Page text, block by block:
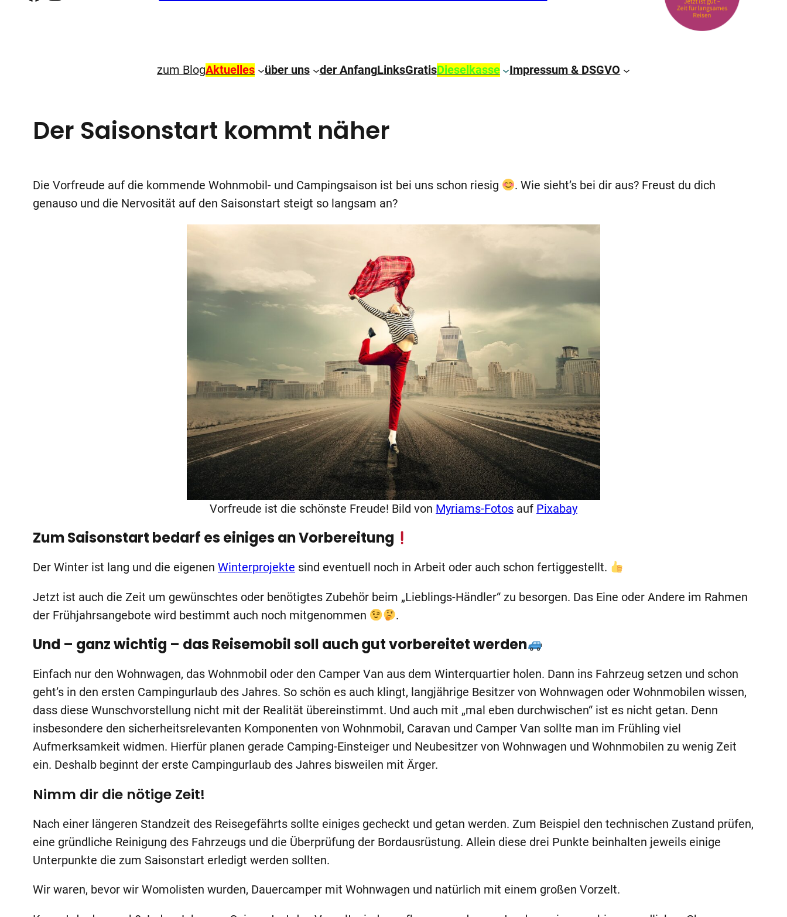
zum BlogAktuelles über uns der AnfangLinksGratisDieselkasse Impressum & DSGVO
Der Saisonstart kommt näher
Die Vorfreude auf die kommende Wohnmobil- und Campingsaison ist bei uns schon riesig
. Wie sieht’s bei dir aus? Freust du dich
genauso und die Nervosität auf den Saisonstart steigt so langsam an?
Vorfreude ist die schönste Freude! Bild von Myriams-Fotos auf Pixabay
Zum Saisonstart bedarf es einiges an Vorbereitung
Der Winter ist lang und die eigenen Winterprojekte sind eventuell noch in Arbeit oder auch schon fertiggestellt.
Jetzt ist auch die Zeit um gewünschtes oder benötigtes Zubehör beim „Lieblings-Händler“ zu besorgen. Das Eine oder Andere im Rahmen
der Frühjahrsangebote wird bestimmt auch noch mitgenommen
.
Und – ganz wichtig – das Reisemobil soll auch gut vorbereitet werden
Einfach nur den Wohnwagen, das Wohnmobil oder den Camper Van aus dem Winterquartier holen. Dann ins Fahrzeug setzen und schon
geht’s in den ersten Campingurlaub des Jahres. So schön es auch klingt, langjährige Besitzer von Wohnwagen oder Wohnmobilen wissen,
dass diese Wunschvorstellung nicht mit der Realität übereinstimmt. Und auch mit „mal eben durchwischen“ ist es nicht getan. Denn
insbesondere den sicherheitsrelevanten Komponenten von Wohnmobil, Caravan und Camper Van sollte man im Frühling viel
Aufmerksamkeit widmen. Hierfür planen gerade Camping-Einsteiger und Neubesitzer von Wohnwagen und Wohnmobilen zu wenig Zeit
ein. Deshalb beginnt der erste Campingurlaub des Jahres bisweilen mit Ärger.
Nimm dir die nötige Zeit!
Nach einer längeren Standzeit des Reisegefährts sollte einiges gecheckt und getan werden. Zum Beispiel den technischen Zustand prüfen,
eine gründliche Reinigung des Fahrzeugs und die Überprüfung der Bordausrüstung. Allein diese drei Punkte beinhalten jeweils einige
Unterpunkte die zum Saisonstart erledigt werden sollten.
Wir waren, bevor wir Womolisten wurden, Dauercamper mit Wohnwagen und natürlich mit einem großen Vorzelt.